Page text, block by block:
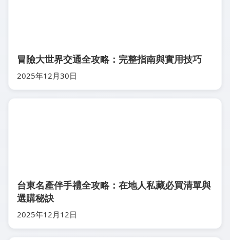
冒險大世界交通全攻略：完整指南與實用技巧
2025年12月30日
台東名產伴手禮全攻略：在地人私藏必買清單與
選購秘訣
2025年12月12日